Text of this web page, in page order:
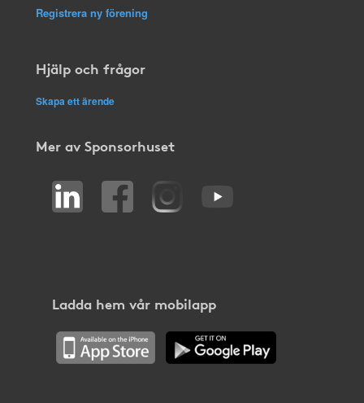
Registrera ny förening
Hjälp och frågor
Skapa ett ärende
Mer av Sponsorhuset
Ladda hem vår mobilapp